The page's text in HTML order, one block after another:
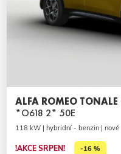
ALFA ROMEO TONALE
*O618 2* 50E
118 kW | hybridní - benzin | nové
!AKCE SRPEN! -16 %